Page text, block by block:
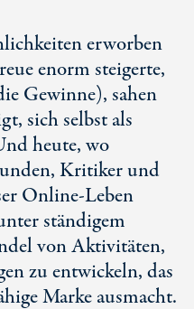
erworben
enorm steigerte,
Gewinne), sahen
sich selbst als
heute, wo
Kritiker und
Online-Leben
ständigem
von Aktivitäten,
zu entwickeln, das
Marke ausmacht.